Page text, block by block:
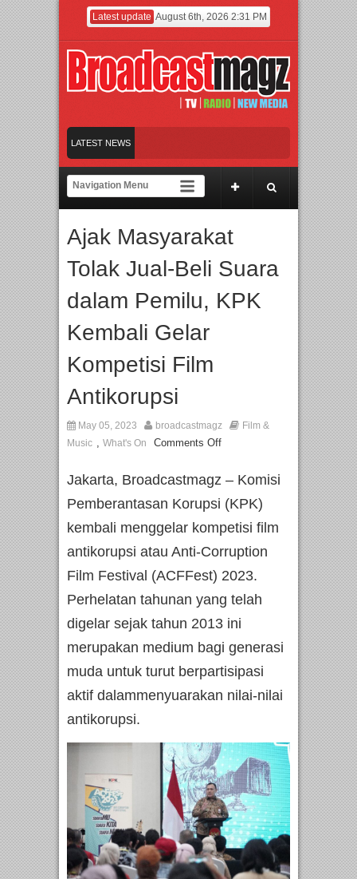
Latest update August 6th, 2026 2:31 PM
LATEST NEWS
Jangka Panjang
“Jangan Ungkit-Ungkit”
Ajak Masyarakat
Tolak Jual-Beli Suara
dalam Pemilu, KPK
Kembali Gelar
Kompetisi Film
Antikorupsi
May 05, 2023 broadcastmagz
Film &
Music , What's On Comments Off
Jakarta, Broadcastmagz – Komisi
Pemberantasan Korupsi (KPK)
kembali menggelar kompetisi film
antikorupsi atau Anti-Corruption
Film Festival (ACFFest) 2023.
Perhelatan tahunan yang telah
digelar sejak tahun 2013 ini
merupakan medium bagi generasi
muda untuk turut berpartisipasi
aktif dalammenyuarakan nilai-nilai
antikorupsi.